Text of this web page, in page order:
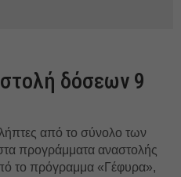
δόσεων 9
από το σύνολο των
προγράμματα αναστολής
το πρόγραμμα «Γέφυρα»,